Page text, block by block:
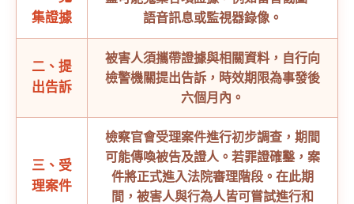
集證據
語音訊息或監視器錄像。
二、提
出告訴
被害人須攜帶證據與相關資料，自行向
檢警機關提出告訴，時效期限為事發後
六個月內。
三、受
理案件
檢察官會受理案件進行初步調查，期間
可能傳喚被告及證人。若罪證確鑿，案
件將正式進入法院審理階段。在此期
間，被害人與行為人皆可嘗試進行和